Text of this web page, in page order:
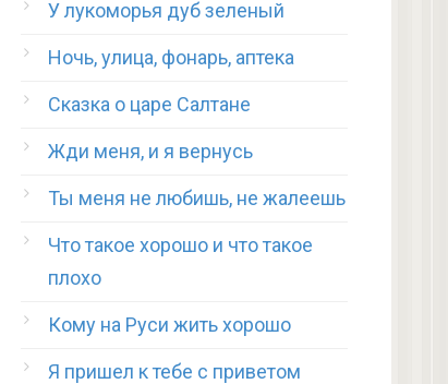
У лукоморья дуб зеленый
Ночь, улица, фонарь, аптека
Сказка о царе Салтане
Жди меня, и я вернусь
Ты меня не любишь, не жалеешь
Что такое хорошо и что такое
плохо
Кому на Руси жить хорошо
Я пришел к тебе с приветом